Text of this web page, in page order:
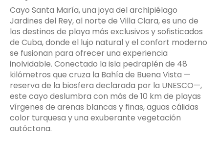
Cayo Santa María, una joya del archipiélago
Jardines del Rey, al norte de Villa Clara, es uno de
los destinos de playa más exclusivos y sofisticados
de Cuba, donde el lujo natural y el confort moderno
se fusionan para ofrecer una experiencia
inolvidable. Conectado la isla pedraplén de 48
kilómetros que cruza la Bahía de Buena Vista —
reserva de la biosfera declarada por la UNESCO—,
este cayo deslumbra con más de 10 km de playas
vírgenes de arenas blancas y finas, aguas cálidas
color turquesa y una exuberante vegetación
autóctona.